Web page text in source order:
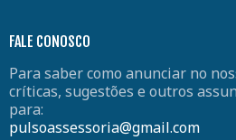
FALE CONOSCO
Para saber como anunciar no
críticas, sugestões e outros
para:
pulsoassessoria@gmail.com